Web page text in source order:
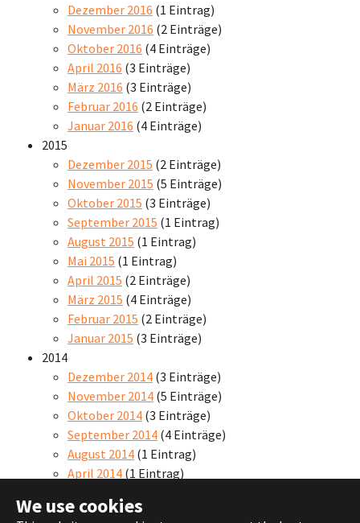
We use cookies
Dezember 2016 (1 Eintrag)
November 2016 (2 Einträge)
Oktober 2016 (4 Einträge)
April 2016 (3 Einträge)
März 2016 (3 Einträge)
Februar 2016 (2 Einträge)
Januar 2016 (4 Einträge)
2015
Dezember 2015 (2 Einträge)
November 2015 (5 Einträge)
Oktober 2015 (3 Einträge)
September 2015 (1 Eintrag)
August 2015 (1 Eintrag)
Mai 2015 (1 Eintrag)
April 2015 (2 Einträge)
März 2015 (4 Einträge)
Februar 2015 (2 Einträge)
Januar 2015 (3 Einträge)
2014
Dezember 2014 (3 Einträge)
November 2014 (5 Einträge)
Oktober 2014 (3 Einträge)
September 2014 (4 Einträge)
August 2014 (1 Eintrag)
April 2014 (1 Eintrag)